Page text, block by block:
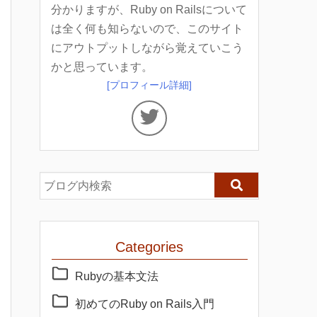
分かりますが、Ruby on Railsについて
は全く何も知らないので、このサイト
にアウトプットしながら覚えていこう
かと思っています。
[プロフィール詳細]
Categories
Rubyの基本文法
初めてのRuby on Rails入門